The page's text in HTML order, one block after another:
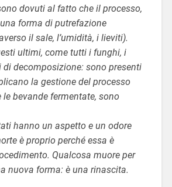
dovuti al fatto che il processo,
forma di putrefazione
il sale, l’umidità, i lieviti).
ultimi, come tutti i funghi, i
decomposizione: sono presenti
la gestione del processo
le bevande fermentate, sono
hanno un aspetto e un odore
è proprio perché essa è
Qualcosa muore per
nuova forma: è una rinascita.